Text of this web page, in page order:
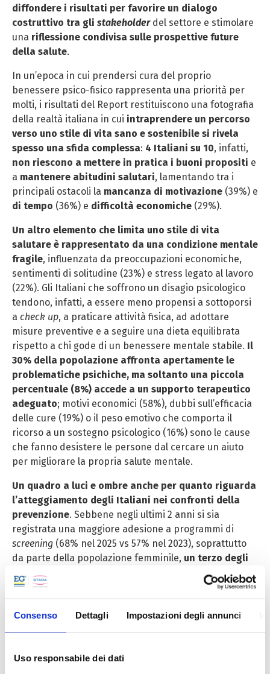
Consenso Dettagli Impostazioni degli annunci
Uso responsabile dei dati
diffondere i risultati per favorire un dialogo
costruttivo tra gli stakeholderdel settore e stimolare
una riflessione condivisa sulle prospettive future
della salute.
In un’epoca in cui prendersi cura del proprio
benessere psico-fisico rappresenta una priorità per
molti, i risultati del Report restituiscono una fotografia
della realtà italiana in cui intraprendere un percorso
verso uno stile di vita sano e sostenibile si rivela
spesso una sfida complessa: 4 Italiani su 10, infatti,
non riescono a mettere in pratica i buoni propositi e
a mantenere abitudini salutari, lamentando tra i
principali ostacoli la mancanza di motivazione (39%) e
di tempo (36%) e difficoltà economiche (29%).
Un altro elemento che limita uno stile di vita
salutare è rappresentato da una condizione mentale
fragile, influenzata da preoccupazioni economiche,
sentimenti di solitudine (23%) e stress legato al lavoro
(22%). Gli Italiani che soffrono un disagio psicologico
tendono, infatti, a essere meno propensi a sottoporsi
a check up, a praticare attività fisica, ad adottare
misure preventive e a seguire una dieta equilibrata
rispetto a chi gode di un benessere mentale stabile. Il
30% della popolazione affronta apertamente le
problematiche psichiche, ma soltanto una piccola
percentuale (8%) accede a un supporto terapeutico
adeguato; motivi economici (58%), dubbi sull’efficacia
delle cure (19%) o il peso emotivo che comporta il
ricorso a un sostegno psicologico (16%) sono le cause
che fanno desistere le persone dal cercare un aiuto
per migliorare la propria salute mentale.
Un quadro a luci e ombre anche per quanto riguarda
l’atteggiamento degli Italiani nei confronti della
prevenzione. Sebbene negli ultimi 2 anni si sia
registrata una maggiore adesione a programmi di
screening (68% nel 2025 vs 57% nel 2023), soprattutto
da parte della popolazione femminile, un terzo degli
intervistati
controllo
medico, a causa di costi troppo elevati (28%), di
mancanza di informazione su qualicheck upfare (24%)
e per difficoltà di accesso (20%).
Ma come valutano gli Italiani l’assistenza sanitaria